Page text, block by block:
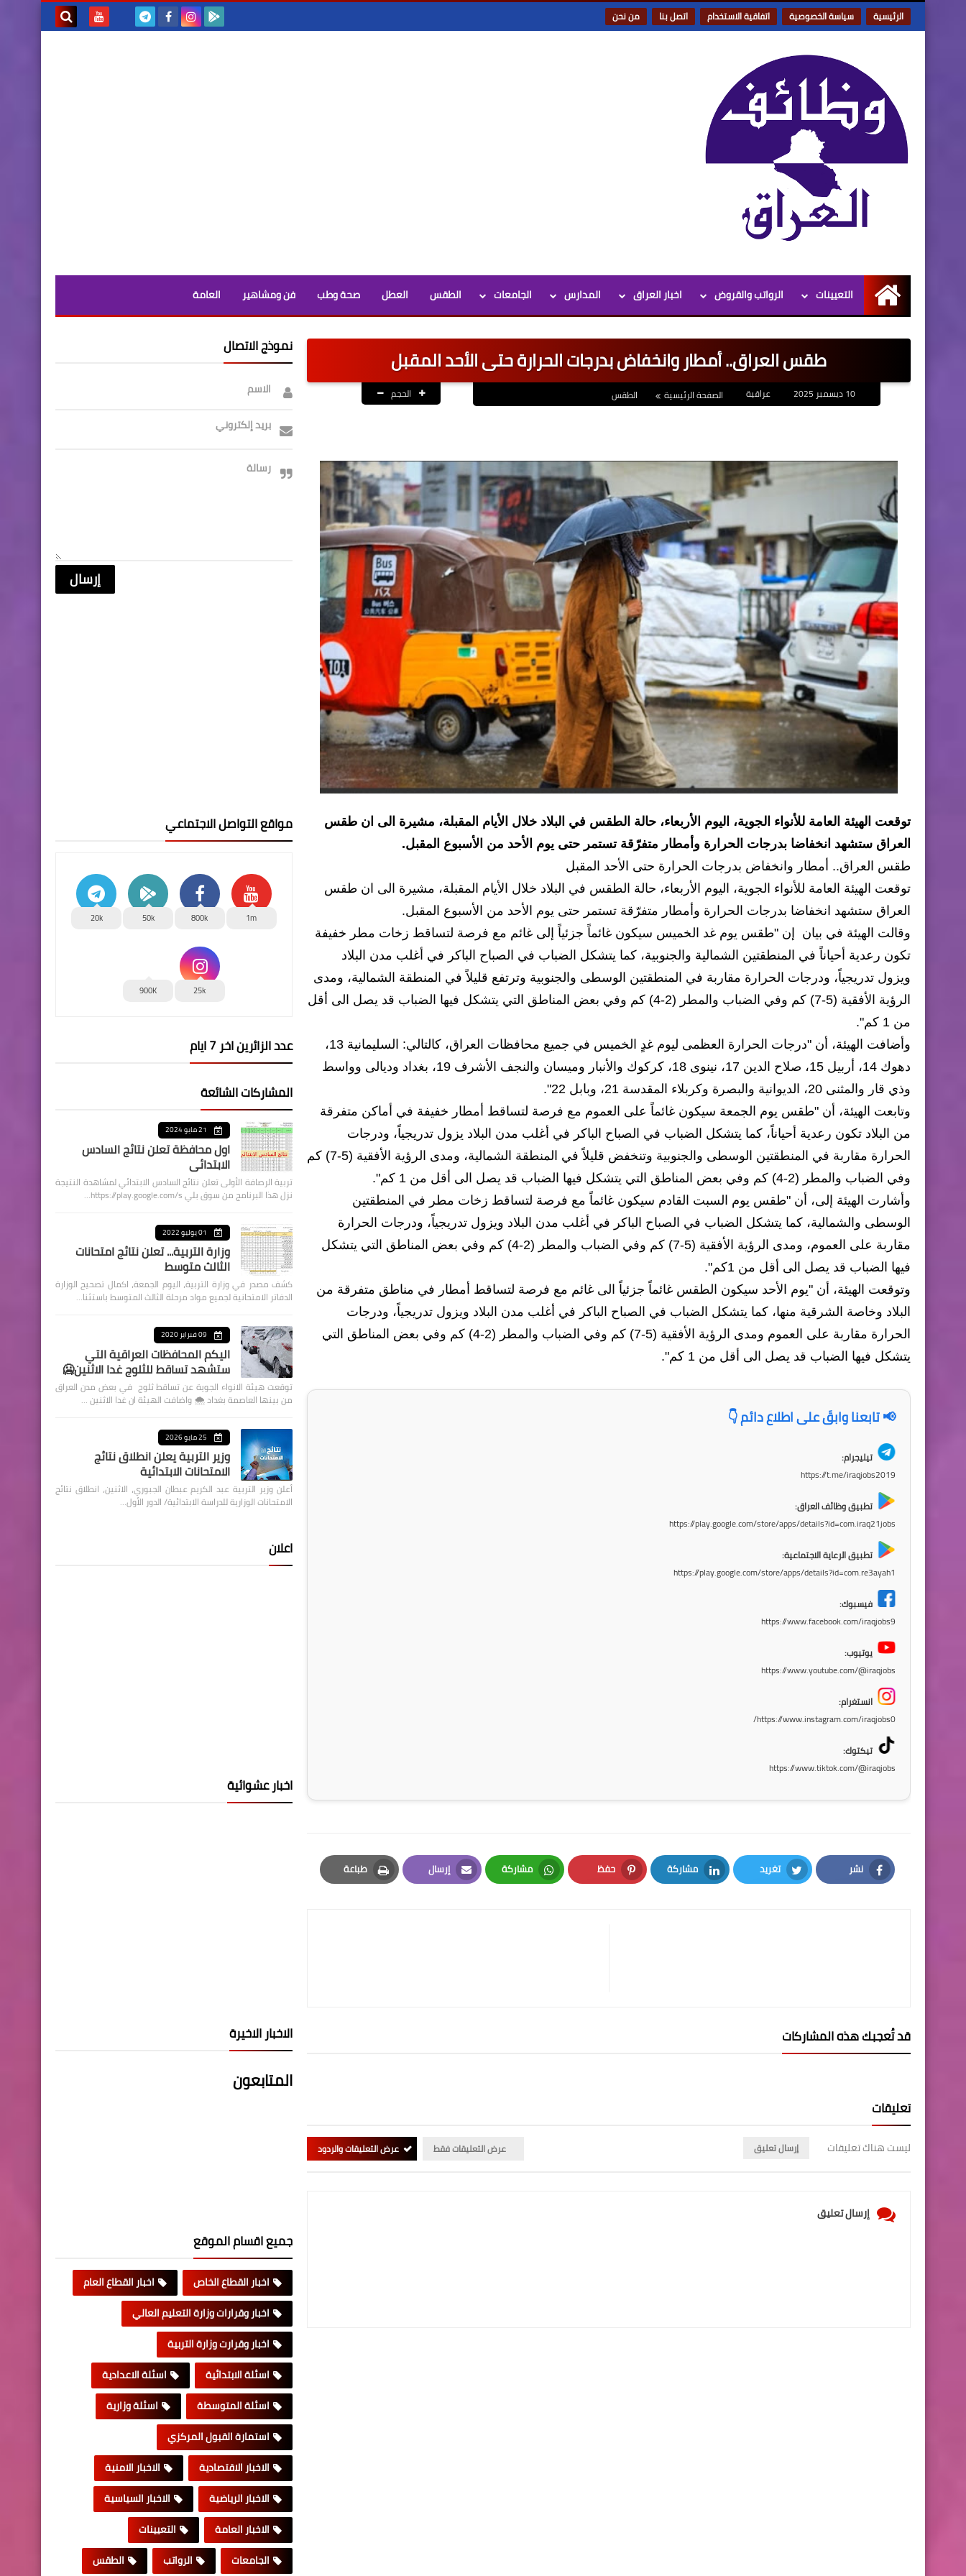
الرئيسية سياسة الخصوصية اتفاقية الاستخدام اتصل بنا من نحن
الرئيسية
التعيينات الرواتب والقروض اخبار العراق المدارس الجامعات الطقس العطل صحة وطب فن ومشاهير العامة
طقس العراق.. أمطار وانخفاض بدرجات الحرارة حتى الأحد المقبل
عراقية الصفحة الرئيسية الطقس الحجم
توقعت الهيئة العامة للأنواء الجوية، اليوم الأربعاء، حالة الطقس في البلاد خلال الأيام المقبلة، مشيرة الى ان طقس
العراق ستشهد انخفاضا بدرجات الحرارة وأمطار متفرّقة تستمر حتى يوم الأحد من الأسبوع المقبل.
طقس العراق.. أمطار وانخفاض بدرجات الحرارة حتى الأحد المقبل
توقعت الهيئة العامة للأنواء الجوية، اليوم الأربعاء، حالة الطقس في البلاد خلال الأيام المقبلة، مشيرة الى ان طقس
العراق ستشهد انخفاضا بدرجات الحرارة وأمطار متفرّقة تستمر حتى يوم الأحد من الأسبوع المقبل.
وقالت الهيئة في بيان إن "طقس يوم غد الخميس سيكون غائماً جزئياً إلى غائم مع فرصة لتساقط زخات مطر خفيفة
تكون رعدية أحياناً في المنطقتين الشمالية والجنوبية، كما يتشكل الضباب في الصباح الباكر في أغلب مدن البلاد
ويزول تدريجياً، ودرجات الحرارة مقاربة في المنطقتين الوسطى والجنوبية وترتفع قليلاً في المنطقة الشمالية، ومدى
الرؤية الأفقية (5-7) كم وفي الضباب والمطر (2-4) كم وفي بعض المناطق التي يتشكل فيها الضباب قد يصل الى أقل
من 1 كم".
وأضافت الهيئة، أن "درجات الحرارة العظمى ليوم غدٍ الخميس في جميع محافظات العراق، كالتالي: السليمانية 13،
دهوك 14، أربيل 15، صلاح الدين 17، نينوى 18، كركوك والأنبار وميسان والنجف الأشرف 19، بغداد وديالى وواسط
وذي قار والمثنى 20، الديوانية والبصرة وكربلاء المقدسة 21، وبابل 22".
وتابعت الهيئة، أن "طقس يوم الجمعة سيكون غائماً على العموم مع فرصة لتساقط أمطار خفيفة في أماكن متفرقة
من البلاد تكون رعدية أحياناً، كما يتشكل الضباب في الصباح الباكر في أغلب مدن البلاد يزول تدريجياً، ودرجات
الحرارة مقاربة في المنطقتين الوسطى والجنوبية وتنخفض قليلاً في المنطقة الشمالية، ومدى الرؤية الأفقية (5-7) كم
وفي الضباب والمطر (2-4) كم وفي بعض المناطق التي يتشكل فيها الضباب قد يصل الى أقل من 1 كم".
وأشارت الهيئة إلى، أن "طقس يوم السبت القادم سيكون غائماً مع فرصة لتساقط زخات مطر في المنطقتين
الوسطى والشمالية، كما يتشكل الضباب في الصباح الباكر في أغلب مدن البلاد ويزول تدريجياً، ودرجات الحرارة
مقاربة على العموم، ومدى الرؤية الأفقية (5-7) كم وفي الضباب والمطر (2-4) كم وفي بعض المناطق التي يتشكل
فيها الضباب قد يصل الى أقل من 1كم".
وتوقعت الهيئة، أن "يوم الأحد سيكون الطقس غائماً جزئياً الى غائم مع فرصة لتساقط أمطار في مناطق متفرقة من
البلاد وخاصة الشرقية منها، كما يتشكل الضباب في الصباح الباكر في أغلب مدن البلاد ويزول تدريجياً، ودرجات
الحرارة مقاربة على العموم ومدى الرؤية الأفقية (5-7) كم وفي الضباب والمطر (2-4) كم وفي بعض المناطق التي
يتشكل فيها الضباب قد يصل الى أقل من 1 كم".
📢 تابعنا وابقَ على اطلاع دائم 👇
تيليجرام:
https://t.me/iraqjobs2019
تطبيق وظائف العراق:
https://play.google.com/store/apps/details?id=com.iraq21jobs
تطبيق الرعاية الاجتماعية:
https://play.google.com/store/apps/details?id=com.re3ayah1
فيسبوك:
https://www.facebook.com/iraqjobs9
يوتيوب:
https://www.youtube.com/@iraqjobs
انستغرام:
https://www.instagram.com/iraqjobs0/
تيكتوك:
https://www.tiktok.com/@iraqjobs
نشر
Facebook
تغريد
Twitter
مشاركة
LinkedIn
حفظ
Pinterest
مشاركة
Whatsapp
إرسال
Email
طباعة
Print
قد تُعجبك هذه المشاركات
تعليقات
ليست هناك تعليقات إرسال تعليق عرض التعليقات فقط عرض التعليقات والردود
إرسال تعليق
نموذج الاتصال
الاسم
بريد إلكتروني
رسالة
مواقع التواصل الاجتماعي
1m
800k
50k
20k
25k
900K
عدد الزائرين اخر 7 ايام
المشاركات الشائعة
21 مايو 2024
اول محافظة تعلن نتائج السادس
الابتدائي
تربية الرصافة الأولى تعلن نتائج السادس الابتدائي لمشاهدة النتيجة
نزل هذا البرنامج من سوق بلي https://play.google.com/s…
01 يوليو 2022
وزارة التربية... تعلن نتائج امتحانات
الثالث متوسط
كشف مصدر في وزارة التربية، اليوم الجمعة، اكمال تصحيح الوزارة
الدفاتر الامتحانية لجميع مواد مرحلة الثالث المتوسط باستثنا…
09 فبراير 2020
اليكم المحافظات العراقية التي
ستشهد تساقط للثلوج غدا الاثنين🥶
توقعت هيئة الانواء الجوية عن تساقط ثلوج في بعض مدن العراق
من بينها العاصمة بغداد ⁦🌨️⁩ واضافت الهيئة ان غدا الاثنين …
25 مايو 2026
وزير التربية يعلن انطلاق نتائج
الامتحانات الابتدائية
أعلن وزير التربية عبد الكريم عبطان الجبوري، الاثنين، انطلاق نتائج
الامتحانات الوزارية للدراسة الابتدائية/ الدور الأول…
اعلان
اخبار عشوائية
الاخبار الاخيرة
المتابعون
جميع اقسام الموقع
اخبار القطاع الخاص
اخبار القطاع العام
اخبار وقرارات وزارة التعليم العالي
اخبار وقرارت وزارة التربية
اسئلة الابتدائية
اسئلة الاعدادية
اسئلة المتوسطة
اسئلة وزارية
استمارة القبول المركزي
الاخبار الاقتصادية
الاخبار الامنية
الاخبار الرياضية
الاخبار السياسية
الاخبار العامة
التعيينات
الجامعات
الرواتب الطقس